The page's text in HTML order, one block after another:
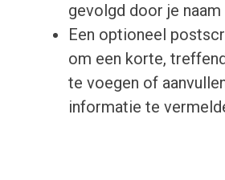
gevolgd door je naam
Een optioneel
om een korte,
te voegen of
informatie te